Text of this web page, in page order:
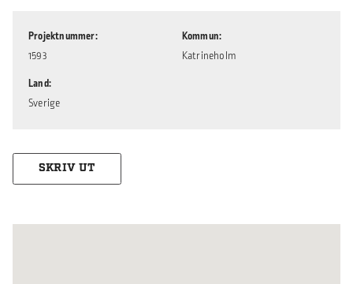
Projektnummer
1593
Land
Sverige
Kommun
Katrineholm
SKRIV UT